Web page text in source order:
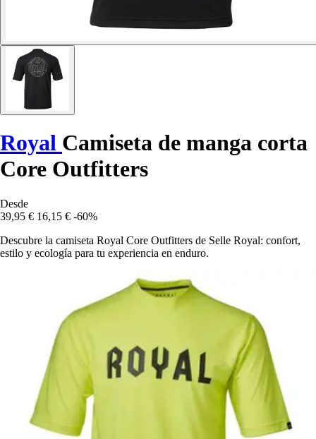
Royal Camiseta de manga corta
Core Outfitters
Desde
39,95 € 16,15 € -60%
Descubre la camiseta Royal Core Outfitters de Selle Royal: confort,
estilo y ecología para tu experiencia en enduro.